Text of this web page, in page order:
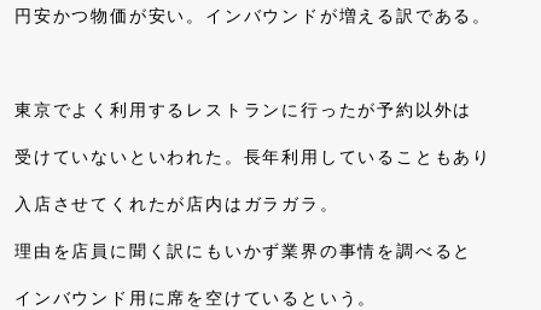
円安かつ物価が安い。インバウンドが増える訳である。
東京でよく利用するレストランに行ったが予約以外は
受けていないといわれた。長年利用していることもあり
入店させてくれたが店内はガラガラ。
理由を店員に聞く訳にもいかず業界の事情を調べると
インバウンド用に席を空けているという。